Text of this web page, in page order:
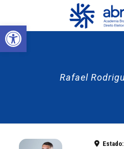
Abrir a barra de
Rafael
Estado: